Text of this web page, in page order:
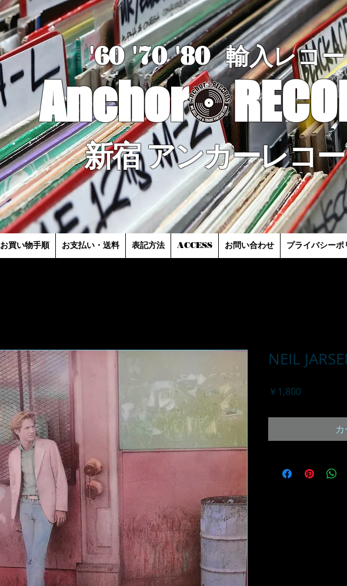
お買い物手順 お支払い・送料 表記方法 ACCESS お問い合わせ プライバシーポ
NEIL
￥1,800価
'60 '70'80 輸入レコ
Anchor
新宿 アンカーレコ